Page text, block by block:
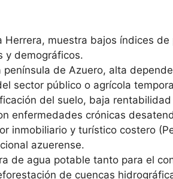
Herrera, muestra bajos índices
y demográficos.
península de Azuero, alta
sector público o agrícola
del suelo, baja
enfermedades crónicas
inmobiliario y turístico costero
azuerense.
de agua potable tanto para el
de cuencas